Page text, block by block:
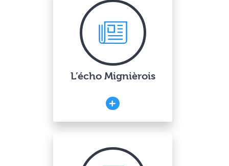
L’écho Mignièrois